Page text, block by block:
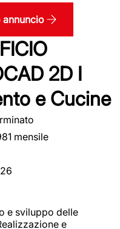
annuncio
2D I
e Cucine
mensile
e sviluppo delle
e